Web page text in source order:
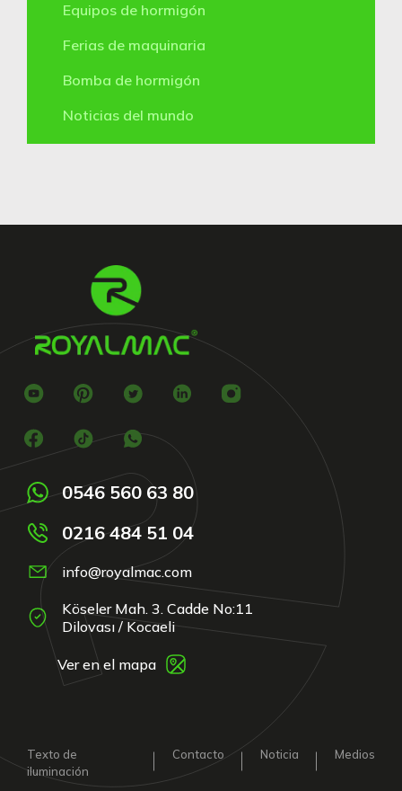
Equipos de hormigón
Ferias de maquinaria
Bomba de hormigón
Noticias del mundo
0546 560 63 80
0216 484 51 04
info@royalmac.com
Köseler Mah. 3. Cadde No:11
Dilovası / Kocaeli
Ver en el mapa
Texto de
iluminación
Contacto Noticia Medios